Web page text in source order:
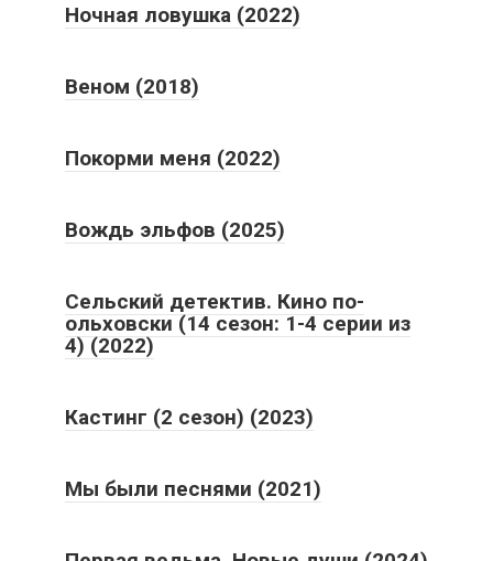
Ночная ловушка (2022)
Веном (2018)
Покорми меня (2022)
Вождь эльфов (2025)
Сельский детектив. Кино по-
ольховски (14 сезон: 1-4 серии из
4) (2022)
Кастинг (2 сезон) (2023)
Мы были песнями (2021)